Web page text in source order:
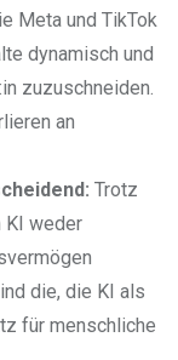
Meta und TikTok
dynamisch und
zuzuschneiden.
an
Trotz
KI weder
die, die KI als
für menschliche